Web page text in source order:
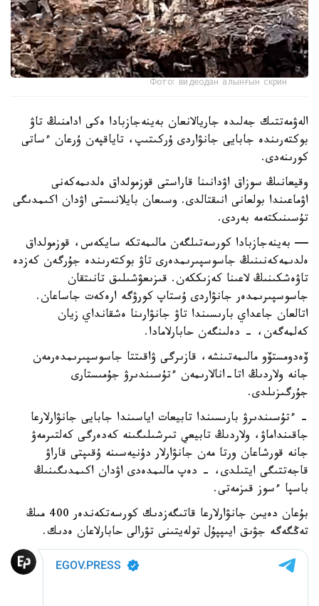
Фото: видеодан алынғын скрин
الەۋمەتتىك جەلىدە جاريالانعان بەينەجازبادا ەكى ادامنىڭ تاۋ
بوكتەرىندە جابايى جانۋاردى ۇركىتىپ، تاياقپەن ۇرعان ءساتى
كورىنەدى.
وقيعانىڭ سوزاق اۋدانىنا قاراستى قوزمولداق ەلدىمەكەنى
اۋماعىندا بولعانى انىقتالدى. وسىعان بايلانىستى اۋدان اكىمدىگى
تۇسىنىكتەمە بەردى.
— بەينەجازبادا كورسەتىلگەن مالىمەتكە سايكەس، قوزمولداق
ەلدىمەكەنىنىڭ جاسوسپىرىمدەرى تاۋ بوكتەرىندە جۇرگەن كەزدە
تاۋەشكىنىڭ لاعىنا كەزىككەن. قىزىعۋشىلىق تانىتقان
جاسوسپىرىمدەر جانۋاردى ۇستاپ كورۋگە ارەكەت جاساعان.
اتالعان جاعداي بارىسىندا تاۋ جانۋارىنا ەشقانداي زيان
كەلمەگەن، - دەلىنگەن حابارلامادا.
ۆەدومستۆو مالىمەتىنشە، قازىرگى ۋاقىتتا جاسوسپىرىمدەرمەن
جانە ولاردىڭ اتا-انالارىمەن ءتۇسىندىرۋ جۇمىستارى
جۇرگىزىلدى.
- ءتۇسىندىرۋ بارىسىندا تابيعات اياسىندا جابايى جانۋارلارعا
جاقىنداماۋ، ولاردىڭ تابيعي تىرشىلىگىنە كەدەرگى كەلتىرمەۋ
جانە قورشاعان ورتا مەن جانۋارلار دۇنيەسىنە ۇقىپتى قاراۋ
قاجەتتىگى ايتىلدى، - دەپ مالىمدەدى اۋدان اكىمدىگىنىڭ
باسپا ءسوز قىزمەتى.
بۇعان دەيىن جانۋارلارعا قاتىگەزدىك كورسەتكەندەر 400 مىڭ
تەڭگەگە جۋىق ايىپپۇل تولەيتىنى تۋرالى حابارلاعان ەدىك.